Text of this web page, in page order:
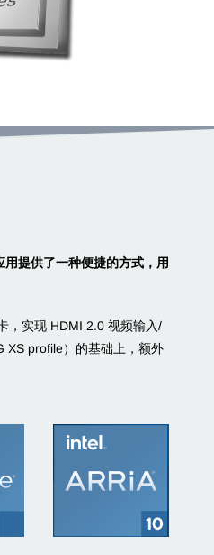
提供了一种便捷的方式，用
，实现 HDMI 2.0 视频输入/
XS profile）的基础上，额外